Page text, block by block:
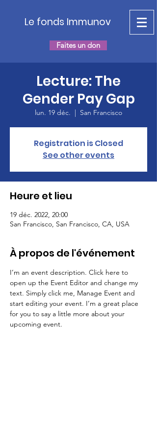
Le fonds Immunov
Faites un don
Lecture: The
Gender Pay Gap
lun. 19 déc.
  |
San Francisco
Registration is Closed
See other events
Heure et lieu
19 déc. 2022, 20:00
San Francisco, San Francisco, CA, USA
À propos de l'événement
I’m an event description. Click here to
open up the Event Editor and change my
text. Simply click me, Manage Event and
start editing your event. I’m a great place
for you to say a little more about your
upcoming event.